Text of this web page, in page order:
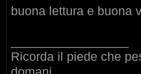
buona lettura e buona
Ricorda il piede che